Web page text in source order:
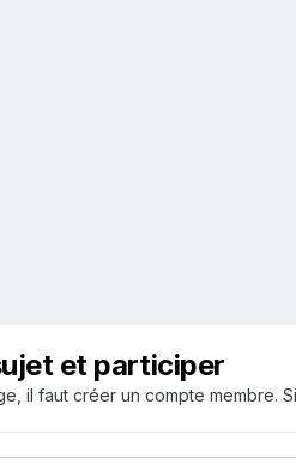
et participer
il faut créer un compte membre.